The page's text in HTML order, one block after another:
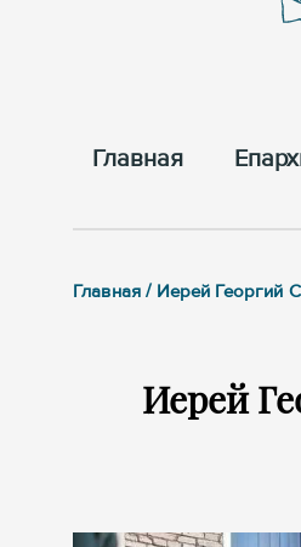
Главная
Главная / Иерей Георгий
Иерей